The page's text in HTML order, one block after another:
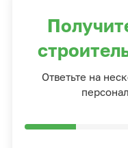
Ответьте на